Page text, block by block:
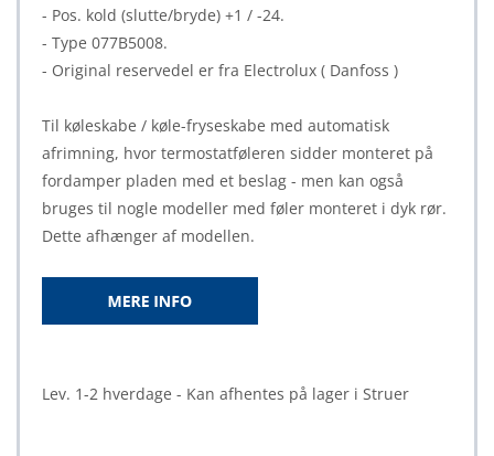
- Pos. kold (slutte/bryde) +1 / -24.
- Type 077B5008.
- Original reservedel er fra Electrolux ( Danfoss )
Til køleskabe / køle-fryseskabe med automatisk
afrimning, hvor termostatføleren sidder monteret på
fordamper pladen med et beslag - men kan også
bruges til nogle modeller med føler monteret i dyk rør.
Dette afhænger af modellen.
Lev. 1-2 hverdage - Kan afhentes på lager i Struer